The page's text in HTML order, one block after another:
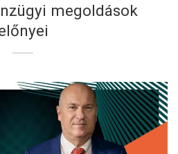
megoldások